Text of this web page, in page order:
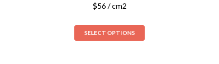
$56 / cm2
SELECT OPTIONS